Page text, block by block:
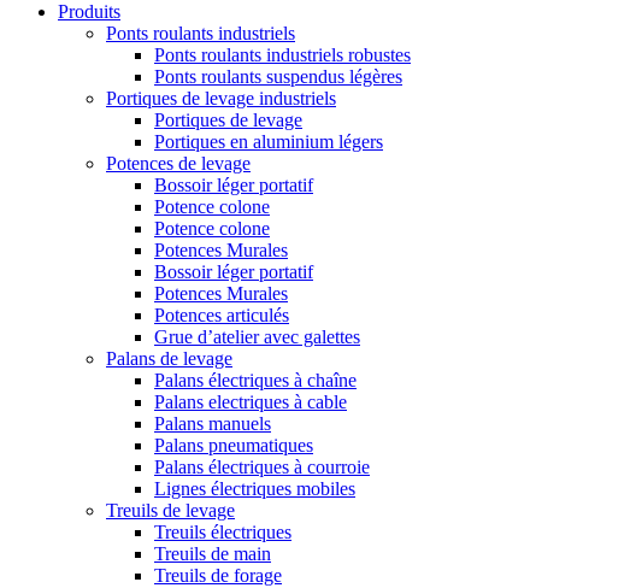
Produits
Ponts roulants industriels
Ponts roulants industriels robustes
Ponts roulants suspendus légères
Portiques de levage industriels
Portiques de levage
Portiques en aluminium légers
Potences de levage
Bossoir léger portatif
Potence colone
Potence colone
Potences Murales
Bossoir léger portatif
Potences Murales
Potences articulés
Grue d’atelier avec galettes
Palans de levage
Palans électriques à chaîne
Palans electriques à cable
Palans manuels
Palans pneumatiques
Palans électriques à courroie
Lignes électriques mobiles
Treuils de levage
Treuils électriques
Treuils de main
Treuils de forage